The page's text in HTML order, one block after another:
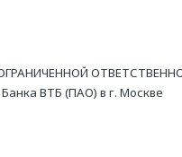
ВТБ (ПАО) в г. Москве